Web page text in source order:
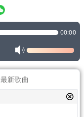
00:00
最新歌曲